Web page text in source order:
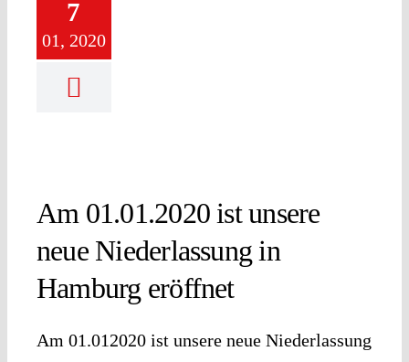
7
01, 2020
Am 01.01.2020 ist unsere
neue Niederlassung in
Hamburg eröffnet
Am 01.012020 ist unsere neue Niederlassung